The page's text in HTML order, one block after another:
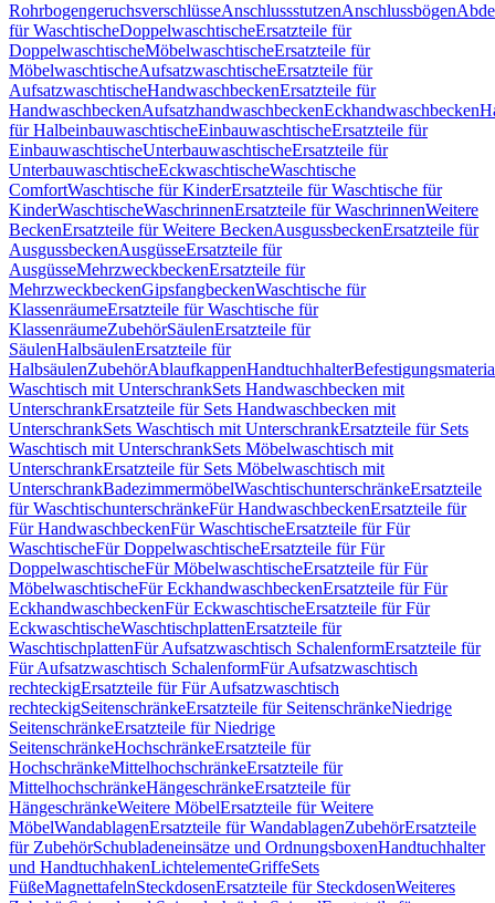
RohrbogengeruchsverschlüsseAnschlussstutzenAnschlussbögen
für WaschtischeDoppelwaschtischeErsatzteile für
DoppelwaschtischeMöbelwaschtischeErsatzteile für
MöbelwaschtischeAufsatzwaschtischeErsatzteile für
AufsatzwaschtischeHandwaschbeckenErsatzteile für
HandwaschbeckenAufsatzhandwaschbeckenEckhandwaschbecken
für HalbeinbauwaschtischeEinbauwaschtischeErsatzteile für
EinbauwaschtischeUnterbauwaschtischeErsatzteile für
UnterbauwaschtischeEckwaschtischeWaschtische
ComfortWaschtische für KinderErsatzteile für Waschtische für
KinderWaschtischeWaschrinnenErsatzteile für WaschrinnenWeitere
BeckenErsatzteile für Weitere BeckenAusgussbeckenErsatzteile für
AusgussbeckenAusgüsseErsatzteile für
AusgüsseMehrzweckbeckenErsatzteile für
MehrzweckbeckenGipsfangbeckenWaschtische für
KlassenräumeErsatzteile für Waschtische für
KlassenräumeZubehörSäulenErsatzteile für
SäulenHalbsäulenErsatzteile für
HalbsäulenZubehörAblaufkappenHandtuchhalter
Waschtisch mit UnterschrankSets Handwaschbecken mit
UnterschrankErsatzteile für Sets Handwaschbecken mit
UnterschrankSets Waschtisch mit UnterschrankErsatzteile für Sets
Waschtisch mit UnterschrankSets Möbelwaschtisch mit
UnterschrankErsatzteile für Sets Möbelwaschtisch mit
UnterschrankBadezimmermöbelWaschtischunterschränkeErsatzteile
für WaschtischunterschränkeFür HandwaschbeckenErsatzteile für
Für HandwaschbeckenFür WaschtischeErsatzteile für Für
WaschtischeFür DoppelwaschtischeErsatzteile für Für
DoppelwaschtischeFür MöbelwaschtischeErsatzteile für Für
MöbelwaschtischeFür EckhandwaschbeckenErsatzteile für Für
EckhandwaschbeckenFür EckwaschtischeErsatzteile für Für
EckwaschtischeWaschtischplattenErsatzteile für
WaschtischplattenFür Aufsatzwaschtisch SchalenformErsatzteile für
Für Aufsatzwaschtisch SchalenformFür Aufsatzwaschtisch
rechteckigErsatzteile für Für Aufsatzwaschtisch
rechteckigSeitenschränkeErsatzteile für SeitenschränkeNiedrige
SeitenschränkeErsatzteile für Niedrige
SeitenschränkeHochschränkeErsatzteile für
HochschränkeMittelhochschränkeErsatzteile für
MittelhochschränkeHängeschränkeErsatzteile für
HängeschränkeWeitere MöbelErsatzteile für Weitere
MöbelWandablagenErsatzteile für WandablagenZubehörErsatzteile
für ZubehörSchubladeneinsätze und OrdnungsboxenHandtuchhalter
und HandtuchhakenLichtelementeGriffeSets
FüßeMagnettafelnSteckdosenErsatzteile für SteckdosenWeiteres